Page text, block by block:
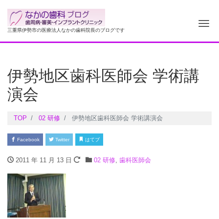
三重県伊勢市の医療法人なかの歯科院長のブログです ナ
伊勢地区歯科医師会 学術講
演会
TOP 02 研修 伊勢地区歯科医師会 学術講演会
Facebook Twitter はてブ
2011 年 11 月 13 日 02 研修, 歯科医師会